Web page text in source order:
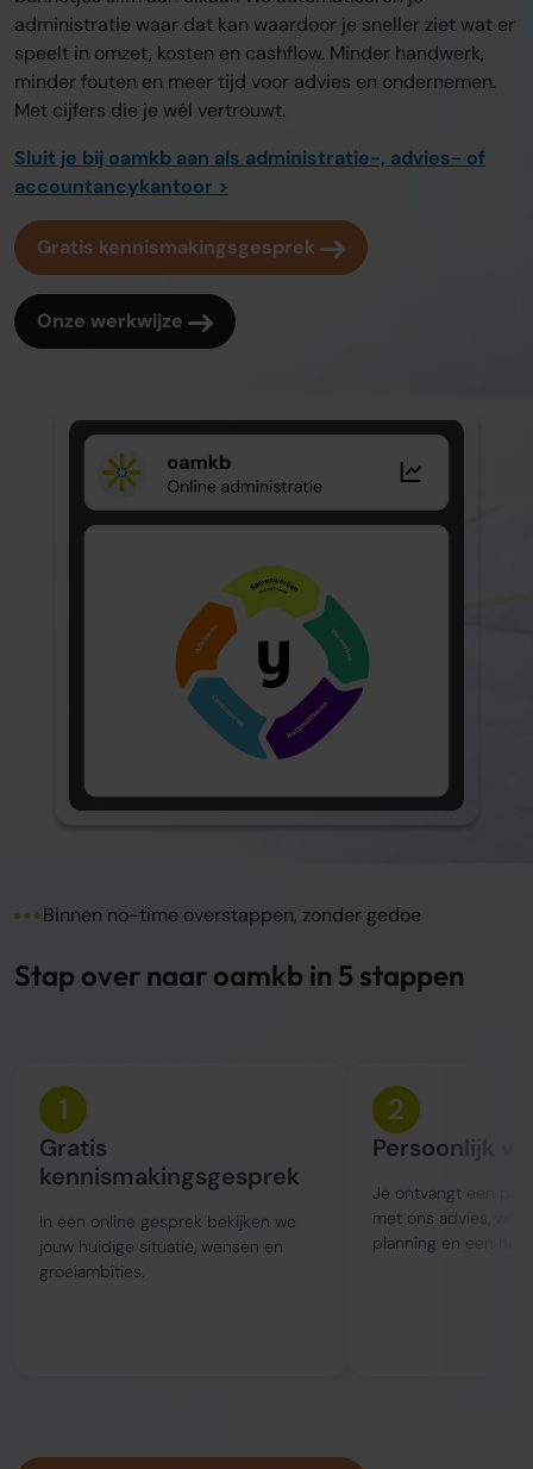
administratie waar dat kan waardoor je sneller ziet wat er
speelt in omzet, kosten en cashflow. Minder handwerk,
minder fouten en meer tijd voor advies en ondernemen.
Met cijfers die je wél vertrouwt.
Sluit je bij oamkb aan als administratie-, advies- of
accountancykantoor >
Gratis kennismakingsgesprek
Onze werkwijze
Binnen no-time overstappen, zonder gedoe
Stap over naar oamkb in 5 stappen
1
Gratis
kennismakingsgesprek
In een online gesprek bekijken we
jouw huidige situatie, wensen en
groeiambities.
2
Persoonlijk
Je ontvangt een
met ons advies,
planning en een